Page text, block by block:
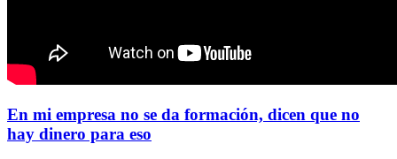
En mi empresa no se da formación, dicen que no
hay dinero para eso